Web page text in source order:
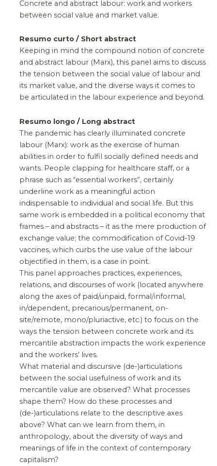
Concrete and abstract labour: work and workers
between social value and market value.
Resumo curto / Short abstract
Keeping in mind the compound notion of concrete
and abstract labour (Marx), this panel aims to discuss
the tension between the social value of labour and
its market value, and the diverse ways it comes to
be articulated in the labour experience and beyond.
Resumo longo / Long abstract
The pandemic has clearly illuminated concrete
labour (Marx): work as the exercise of human
abilities in order to fulfil socially defined needs and
wants. People clapping for healthcare staff, or a
phrase such as “essential workers”, certainly
underline work as a meaningful action
indispensable to individual and social life. But this
same work is embedded in a political economy that
frames – and abstracts – it as the mere production of
exchange value; the commodification of Covid-19
vaccines, which curbs the use value of the labour
objectified in them, is a case in point.
This panel approaches practices, experiences,
relations, and discourses of work (located anywhere
along the axes of paid/unpaid, formal/informal,
in/dependent, precarious/permanent, on-
site/remote, mono/pluriactive, etc.) to focus on the
ways the tension between concrete work and its
mercantile abstraction impacts the work experience
and the workers’ lives.
What material and discursive (de-)articulations
between the social usefulness of work and its
mercantile value are observed? What processes
shape them? How do these processes and
(de-)articulations relate to the descriptive axes
above? What can we learn from them, in
anthropology, about the diversity of ways and
meanings of life in the context of contemporary
capitalism?